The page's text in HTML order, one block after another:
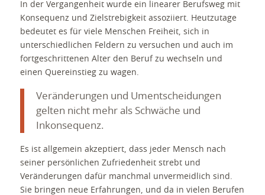
In der Vergangenheit wurde ein linearer Berufsweg mit
Konsequenz und Zielstrebigkeit assoziiert. Heutzutage
bedeutet es für viele Menschen Freiheit, sich in
unterschiedlichen Feldern zu versuchen und auch im
fortgeschrittenen Alter den Beruf zu wechseln und
einen Quereinstieg zu wagen.
Veränderungen und Umentscheidungen
gelten nicht mehr als Schwäche und
Inkonsequenz.
Es ist allgemein akzeptiert, dass jeder Mensch nach
seiner persönlichen Zufriedenheit strebt und
Veränderungen dafür manchmal unvermeidlich sind.
Sie bringen neue Erfahrungen, und da in vielen Berufen